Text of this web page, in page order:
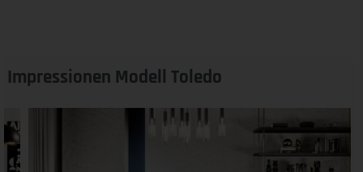
Impressionen Modell Toledo